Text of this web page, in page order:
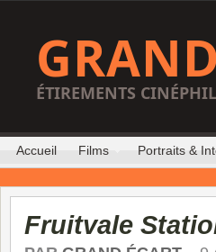
ÉTIREMENTS
Accueil Films Portraits &
Fruitvale